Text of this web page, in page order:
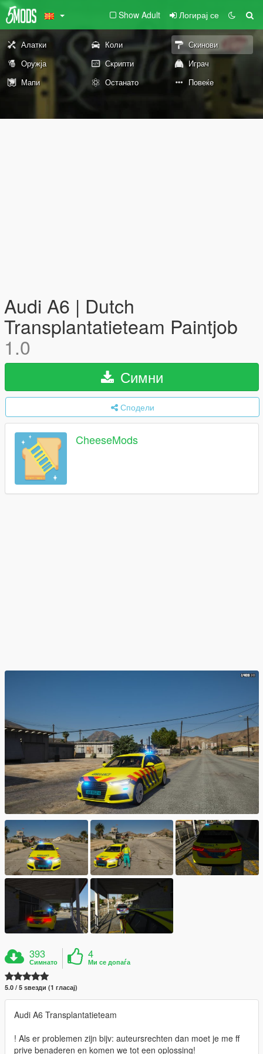
Show Adult Логирај се
Алатки Коли
Скинови
Оружја
Скрипти
Играч
Мапи
Останато Повеќе
Audi A6 | Dutch
Transplantatieteam Paintjob
1.0
Симни
Сподели
CheeseMods
393
Симнато
4
Ми се допаѓа
5.0 / 5 ѕвезди (1 гласај)
Audi A6 Transplantatieteam
! Als er problemen zijn bijv: auteursrechten dan moet je me ff
prive benaderen en komen we tot een oplossing!